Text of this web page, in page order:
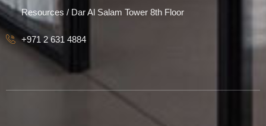
Resources / Dar Al Salam Tower 8th Floor
+971 2 631 4884